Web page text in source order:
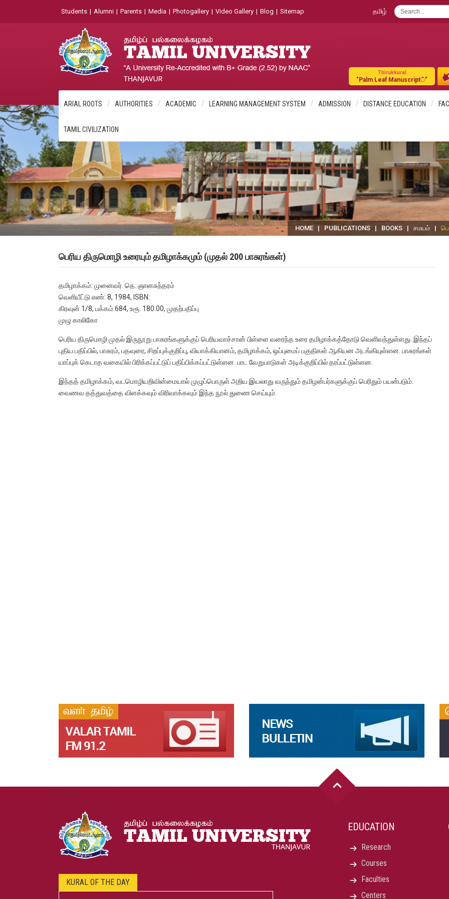
Students | Alumni | Parents | Media | Photogallery | Video Gallery | Blog | Sitemap தமிழ்
Thirukkural
"Palm Leaf Manuscript்"
ARIAL ROOTS AUTHORITIES ACADEMIC LEARNING MANAGEMENT SYSTEM ADMISSION DISTANCE EDUCATION
TAMIL CIVILIZATION
HOME | PUBLICATIONS | BOOKS | சமயம் |
பெரிய திருமொழி உரையும் தமிழாக்கமும் (முதல் 200 பாசுரங்கள்)
தமிழாக்கம்: முனைவர். தெ. ஞானசுந்தரம்
வெளியீட்டு எண்: 8, 1984, ISBN:
கிரவுன் 1/8, பக்கம் 684, உரூ. 180.00, முதற்பதிப்பு
முழு காலிகோ
பெரிய திருமொழி முதல் இருநூறு பாசுரங்களுக்குப் பெரியவாச்சான் பிள்ளை வரைந்த உரை தமிழாக்கத்தோடு வெளிவந்துள்ளது. இந்தப்
புதிய பதிப்பில், பாசுரம், பதவுரை, சிறப்புக்குறிப்பு, வியாக்கியானம், தமிழாக்கம், ஒப்புமைப் பகுதிகள் ஆகியன அடங்கியுள்ளன. பாசுரங்கள்
யாப்புக் கெடாத வகையில் பிரிக்கப்பட்டுப் பதிப்பிக்கப்பட்டுள்ளன. பாட வேறுபாடுகள் அடிக்குறிப்பில் தரப்பட்டுள்ளன.
இந்தத் தமிழாக்கம், வடமொழியறிவின்மையால் முழுப்பொருள் அறிய இயலாது வருந்தும் தமிழன்பர்களுக்குப் பெரிதும் பயன்படும்.
வைணவ தத்துவத்தை விளக்கவும் விரிவாக்கவும் இந்த நூல் துணை செய்யும்.
KURAL OF THE DAY
EDUCATION
Research
Courses
Faculties
Centers